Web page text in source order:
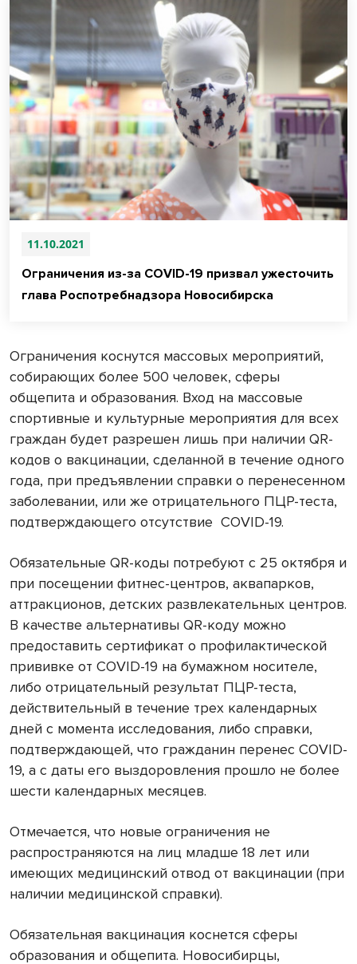
11.10.2021
Ограничения из-за COVID-19 призвал ужесточить
глава Роспотребнадзора Новосибирска
Ограничения коснутся массовых мероприятий,
собирающих более 500 человек, сферы
общепита и образования. Вход на массовые
спортивные и культурные мероприятия для всех
граждан будет разрешен лишь при наличии QR-
кодов о вакцинации, сделанной в течение одного
года, при предъявлении справки о перенесенном
заболевании, или же отрицательного ПЦР-теста,
подтверждающего отсутствие COVID-19.
Обязательные QR-коды потребуют с 25 октября и
при посещении фитнес-центров, аквапарков,
аттракционов, детских развлекательных центров.
В качестве альтернативы QR-коду можно
предоставить сертификат о профилактической
прививке от COVID-19 на бумажном носителе,
либо отрицательный результат ПЦР-теста,
действительный в течение трех календарных
дней с момента исследования, либо справки,
подтверждающей, что гражданин перенес COVID-
19, а с даты его выздоровления прошло не более
шести календарных месяцев.
Отмечается, что новые ограничения не
распространяются на лиц младше 18 лет или
имеющих медицинский отвод от вакцинации (при
наличии медицинской справки).
Обязательная вакцинация коснется сферы
образования и общепита. Новосибирцы,